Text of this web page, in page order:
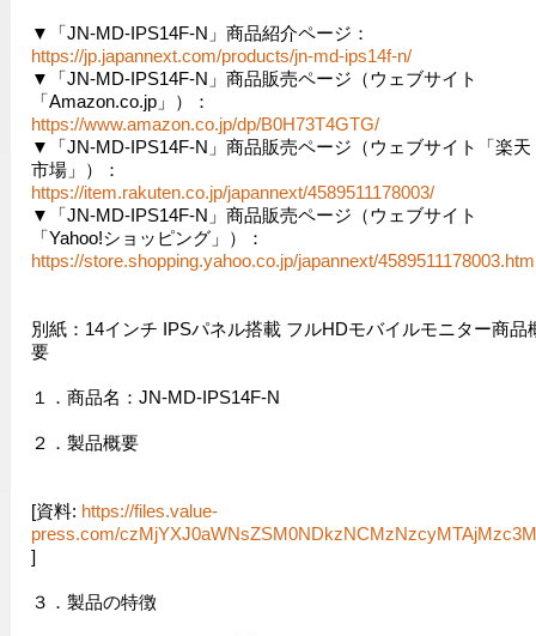
▼「JN-MD-IPS14F-N」商品紹介ページ：
https://jp.japannext.com/products/jn-md-ips14f-n/
▼「JN-MD-IPS14F-N」商品販売ページ（ウェブサイト
「Amazon.co.jp」）：
https://www.amazon.co.jp/dp/B0H73T4GTG/
▼「JN-MD-IPS14F-N」商品販売ページ（ウェブサイト「楽天
市場」）：
https://item.rakuten.co.jp/japannext/4589511178003/
▼「JN-MD-IPS14F-N」商品販売ページ（ウェブサイト
「Yahoo!ショッピング」）：
https://store.shopping.yahoo.co.jp/japannext/
別紙：14インチ IPSパネル搭載 フルHDモバイルモニター商品
要
１．商品名：JN-MD-IPS14F-N
２．製品概要
[資料: https://files.value-
press.com/
]
３．製品の特徴